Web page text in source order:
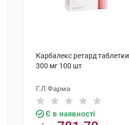
Карбалекс ретард таблетки
300 мг 100 шт
Г.Л.Фарма
Є в наявності